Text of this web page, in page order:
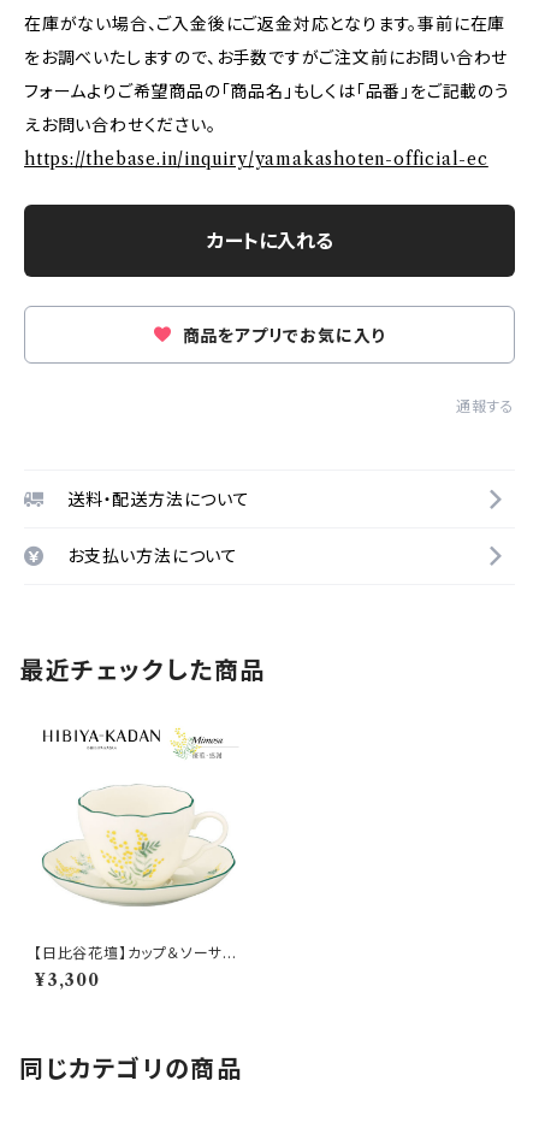
在庫がない場合、ご入金後にご返金対応となります。事前に在庫
をお調べいたしますので、お手数ですがご注文前にお問い合わせ
フォームよりご希望商品の「商品名」もしくは「品番」をご記載のう
えお問い合わせください。
https://thebase.in/inquiry/yamakashoten-official-ec
カートに入れる
商品をアプリでお気に入り
通報する
送料・配送方法について
お支払い方法について
最近チェックした商品
【日比谷花壇】カップ＆ソーサー
(ミモザ)【HBK10】HBK11-28
¥3,300
同じカテゴリの商品